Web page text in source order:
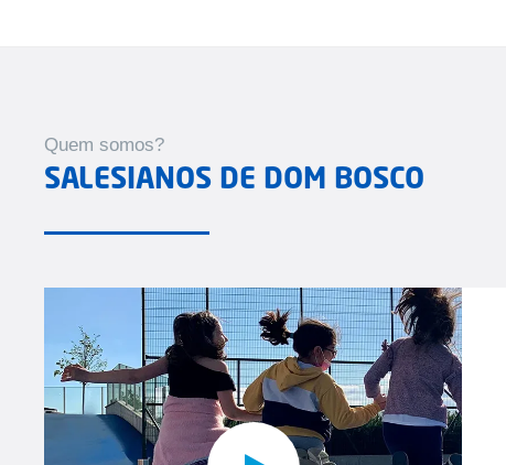
Quem somos?
SALESIANOS DE DOM BOSCO